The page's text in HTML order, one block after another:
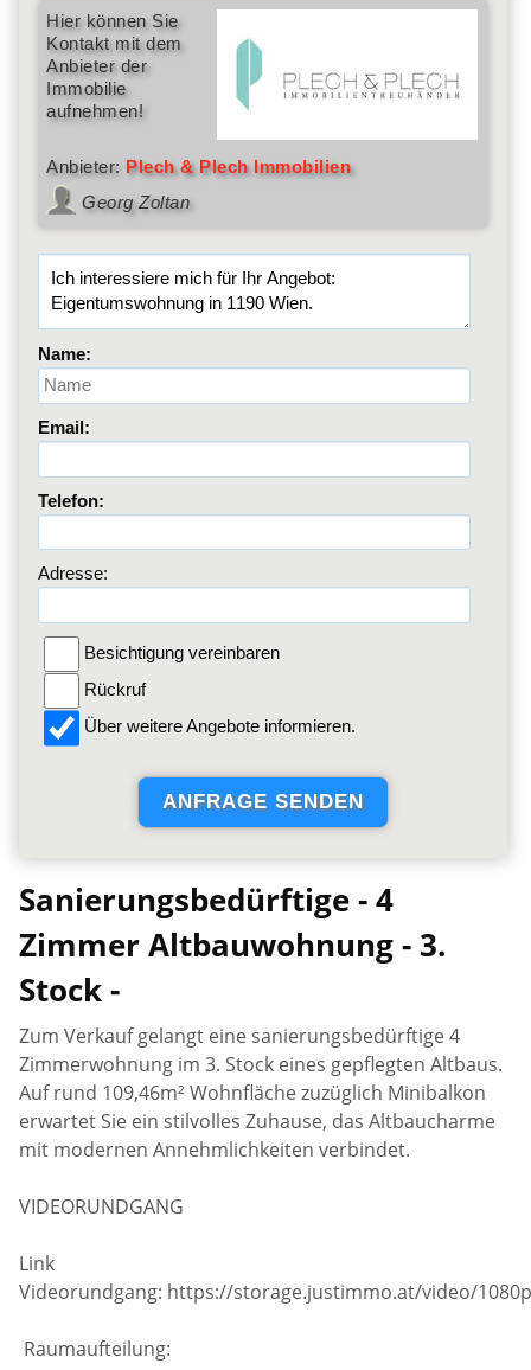
Hier können Sie
Kontakt mit dem
Anbieter der
Immobilie
aufnehmen!
Anbieter: Plech & Plech Immobilien
Georg Zoltan
Name:
Email:
Telefon:
Adresse:
Besichtigung vereinbaren
Rückruf
Über weitere Angebote informieren.
Sanierungsbedürftige - 4
Zimmer Altbauwohnung - 3.
Stock -
Zum Verkauf gelangt eine sanierungsbedürftige 4
Zimmerwohnung im 3. Stock eines gepflegten Altbaus.
Auf rund 109,46m² Wohnfläche zuzüglich Minibalkon
erwartet Sie ein stilvolles Zuhause, das Altbaucharme
mit modernen Annehmlichkeiten verbindet.
VIDEORUNDGANG
Link
Videorundgang: https://storage.justimmo.at/video/
Raumaufteilung: